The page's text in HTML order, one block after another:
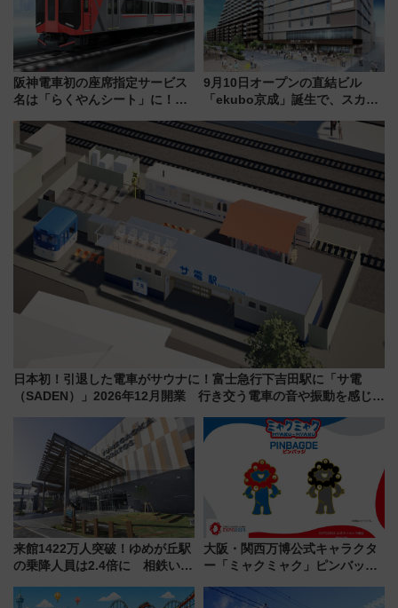
阪神電車初の座席指定サービス
名は「らくやんシート」に！新
を快適移動
9月10日オープンの直結ビル
「ekubo京成」誕生で、スカイ
新鎌ヶ谷はどう変わる？ 全テナ
ント情報も公開！
日本初！引退した電車がサウナに！富士急行下吉田駅に「サ電
（SADEN）」2026年12月開業 行き交う電車の音や振動を感じな
来館1422万人突破！ゆめが丘駅
の乗降人員は2.4倍に 相鉄いず
年祭にそうにゃん＆DB.スター
大阪・関西万博公式キャラクタ
ー「ミャクミャク」ピンバッジ
中旬発売